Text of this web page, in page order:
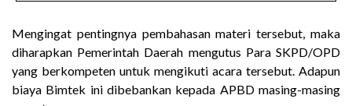
Mengingat pentingnya pembahasan materi tersebut, maka
diharapkan Pemerintah Daerah mengutus Para SKPD/OPD
yang berkompeten untuk mengikuti acara tersebut. Adapun
biaya Bimtek ini dibebankan kepada APBD masing-masing